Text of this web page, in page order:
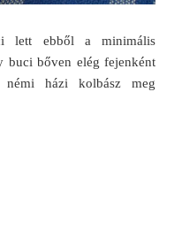
lett ebből a minimális
buci bőven elég fejenként
házi kolbász meg